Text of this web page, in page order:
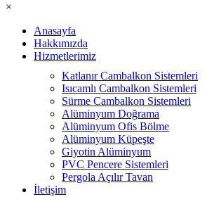
×
Anasayfa
Hakkımızda
Hizmetlerimiz
Katlanır Cambalkon Sistemleri
Isıcamlı Cambalkon Sistemleri
Sürme Cambalkon Sistemleri
Alüminyum Doğrama
Alüminyum Ofis Bölme
Alüminyum Küpeşte
Giyotin Alüminyum
PVC Pencere Sistemleri
Pergola Açılır Tavan
İletişim